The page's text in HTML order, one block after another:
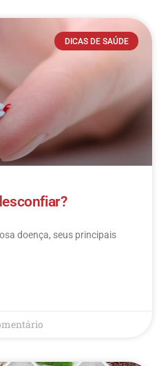
DICAS DE SAÚDE
doença, seus principais